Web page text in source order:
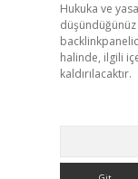
Hukuka ve
halinde, ilgili
kaldırılacaktır.